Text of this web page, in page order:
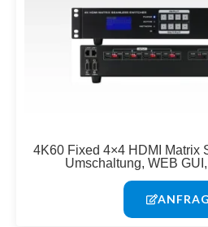
4K60 Fixed 4×4 HDMI Matrix
Umschaltung, WEB